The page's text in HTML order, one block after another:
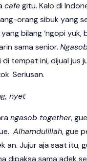
cafegitu. Kalo di
orang sibuk yang
bilang ‘ngopi yuk,
sama senior.
tempat ini, dijual jus
Seriusan.
nyet
ngasob together,
Alhamdulillah, gue
an. Jujur aja saat itu,
dipaksa sama adek